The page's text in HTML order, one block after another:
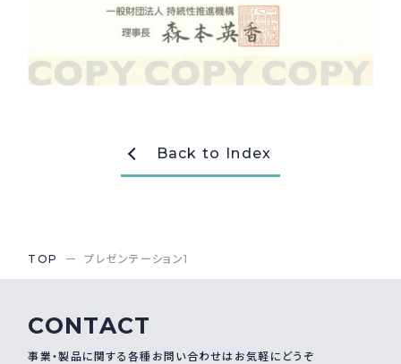
webカタログ
Back to Index
TOP プレゼンテーション1
CONTACT
事業・製品に関する各種お問い合わせはお気軽にどうぞ